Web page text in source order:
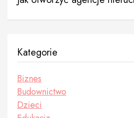
Kategorie
Biznes
Budownictwo
Dzieci